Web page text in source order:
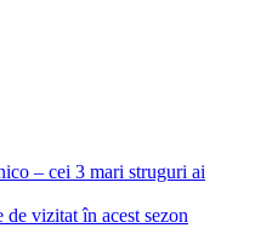
– cei 3 mari struguri ai
vizitat în acest sezon